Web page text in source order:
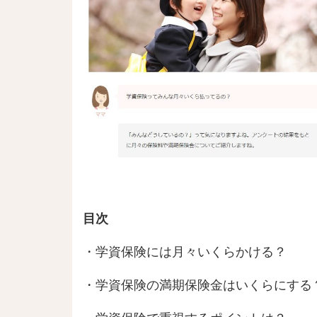
目次
・学資保険には月々いくらかける？
・学資保険の満期保険金はいくらにする